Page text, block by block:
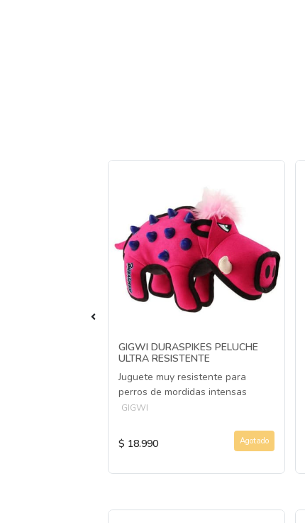
GIGWI DURASPIKES PELUCHE
ULTRA RESISTENTE
Juguete muy resistente para
perros de mordidas intensas
GIGWI
$ 18.990 Agotado